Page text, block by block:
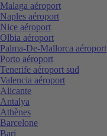
Malaga aéroport
Naples aéroport
Nice aéroport
Olbia aéroport
Palma-De-Mallorca aéroport
Porto aéroport
Tenerife aéroport sud
Valencia aéroport
Alicante
Antalya
Athènes
Barcelone
Bari